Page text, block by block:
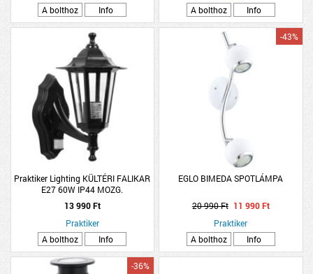
A bolthoz
Info
A bolthoz
Info
Praktiker Lighting KÜLTÉRI FALIKAR
E27 60W IP44 MOZG.
13 990 Ft
Praktiker
A bolthoz
Info
EGLO BIMEDA SPOTLÁMPA
-43%
20 990 Ft 11 990 Ft
Praktiker
A bolthoz
Info
-36%